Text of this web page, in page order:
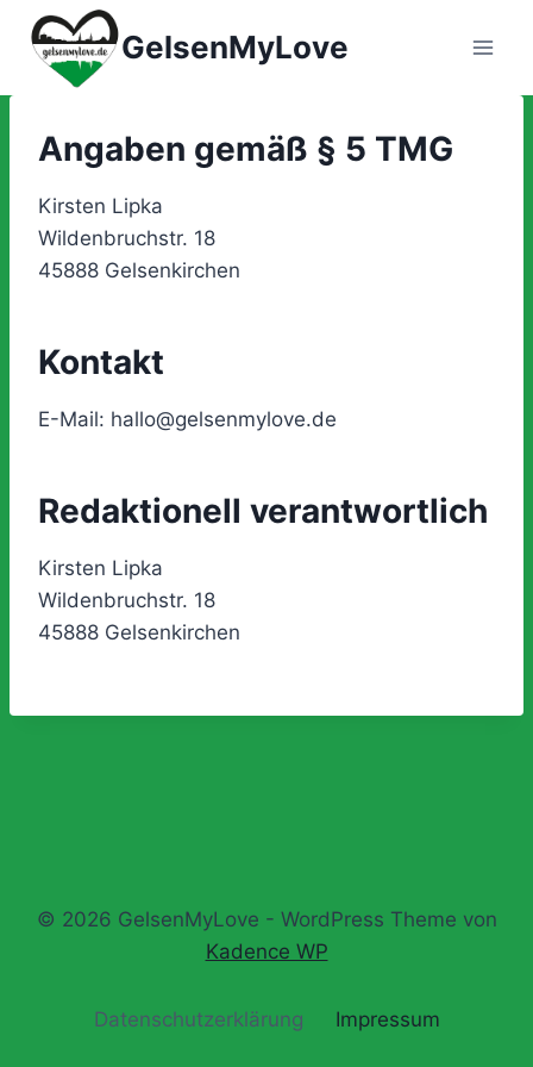
Zum
Inhalt
springen
GelsenMyLove
Angaben gemäß § 5 TMG
Kirsten Lipka
Wildenbruchstr. 18
45888 Gelsenkirchen
Kontakt
E-Mail: hallo@gelsenmylove.de
Redaktionell verantwortlich
Kirsten Lipka
Wildenbruchstr. 18
45888 Gelsenkirchen
© 2026 GelsenMyLove - WordPress Theme von
Kadence WP
Datenschutz­erklärung Impressum